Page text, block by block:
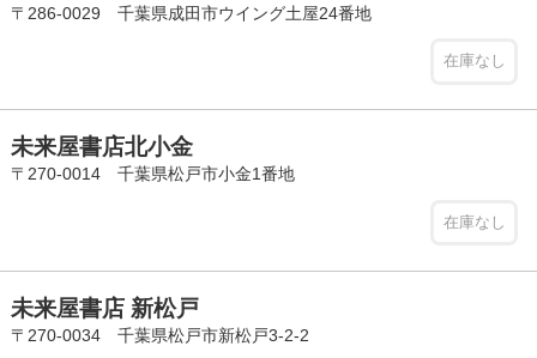
〒286-0029 千葉県成田市ウイング土屋24番地
在庫なし
未来屋書店北小金
〒270-0014 千葉県松戸市小金1番地
在庫なし
未来屋書店 新松戸
〒270-0034 千葉県松戸市新松戸3-2-2